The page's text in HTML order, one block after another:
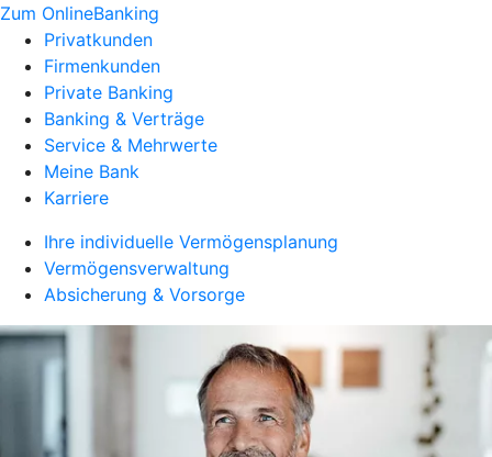
Zum OnlineBanking
Privatkunden
Firmenkunden
Private Banking
Banking & Verträge
Service & Mehrwerte
Meine Bank
Karriere
Ihre individuelle Vermögensplanung
Vermögensverwaltung
Absicherung & Vorsorge